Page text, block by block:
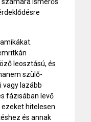
leosztású, és
szülő-
vagy lazább
fázisában levő
hitelesen
és annak